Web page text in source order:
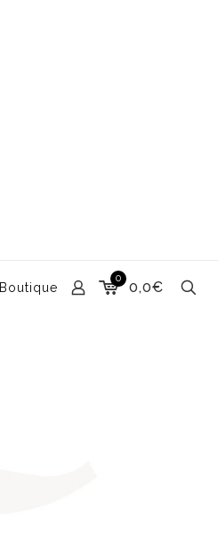
Boutique
0
0,0€